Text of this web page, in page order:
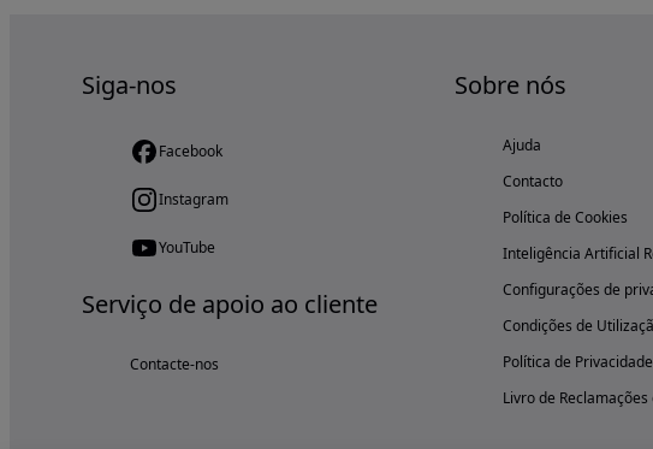
Siga-nos
Facebook
Instagram
YouTube
Serviço de apoio ao cliente
Contacte-nos
Sobre nós
Ajuda
Contacto
Política de Cookies
Inteligência Artificial
Configurações de
Condições de
Política de Privacidade
Livro de Reclamações